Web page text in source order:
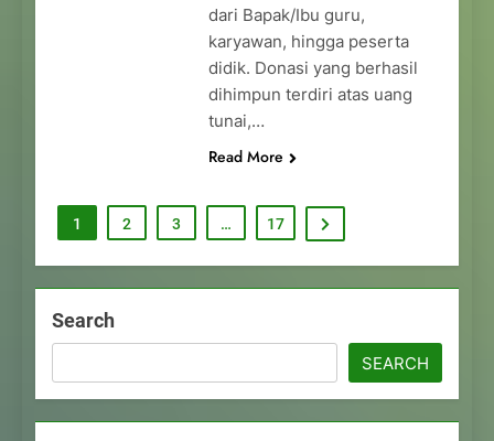
dari Bapak/Ibu guru,
karyawan, hingga peserta
didik. Donasi yang berhasil
dihimpun terdiri atas uang
tunai,…
Read More
1 2 3 … 17
Search
SEARCH